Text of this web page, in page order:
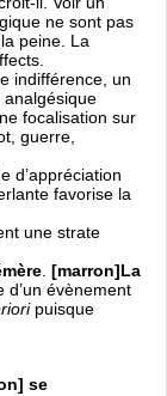
ne sont pas
peine. La
indifférence, un
focalisation sur
guerre,
d’appréciation
favorise la
une strate
. [marron]La
d’un évènement
puisque
se